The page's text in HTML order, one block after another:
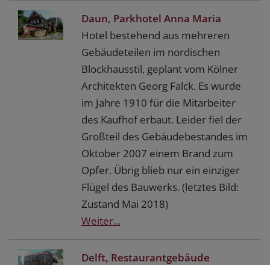
Daun, Parkhotel Anna Maria
Hotel bestehend aus mehreren
Gebäudeteilen im nordischen
Blockhausstil, geplant vom Kölner
Architekten Georg Falck. Es wurde
im Jahre 1910 für die Mitarbeiter
des Kaufhof erbaut. Leider fiel der
Großteil des Gebäudebestandes im
Oktober 2007 einem Brand zum
Opfer. Übrig blieb nur ein einziger
Flügel des Bauwerks. (letztes Bild:
Zustand Mai 2018)
Weiter...
Delft, Restaurantgebäude